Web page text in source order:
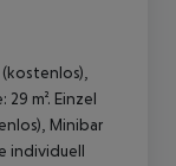
m². Einzel
Minibar
individuell